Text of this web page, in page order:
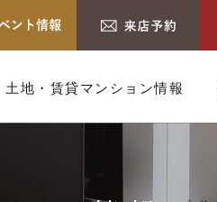
土地・賃貸マンション情報